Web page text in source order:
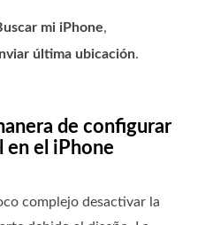
mi iPhone,
última ubicación.
de configurar
en el iPhone
complejo desactivar la